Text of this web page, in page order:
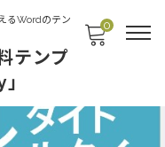
るWordのテン
テンプ
0